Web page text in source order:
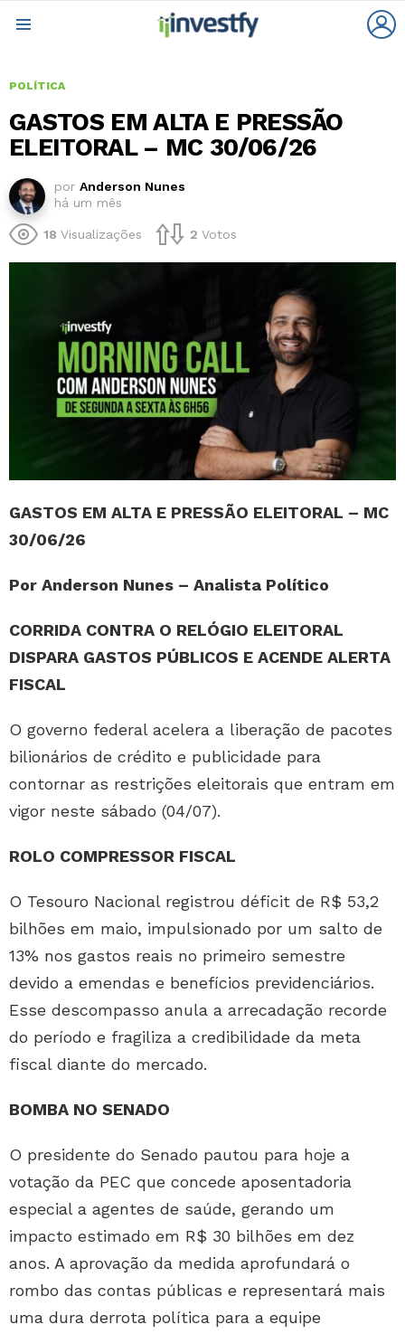
POLÍTICA
GASTOS EM ALTA E PRESSÃO
ELEITORAL – MC 30/06/26
por Anderson Nunes
há um mês
18 Visualizações 2 Votos
GASTOS EM ALTA E PRESSÃO ELEITORAL – MC
30/06/26
Por Anderson Nunes – Analista Político
CORRIDA CONTRA O RELÓGIO ELEITORAL
DISPARA GASTOS PÚBLICOS E ACENDE ALERTA
FISCAL
O governo federal acelera a liberação de pacotes
bilionários de crédito e publicidade para
contornar as restrições eleitorais que entram em
vigor neste sábado (04/07).
ROLO COMPRESSOR FISCAL
O Tesouro Nacional registrou déficit de R$ 53,2
bilhões em maio, impulsionado por um salto de
13% nos gastos reais no primeiro semestre
devido a emendas e benefícios previdenciários.
Esse descompasso anula a arrecadação recorde
do período e fragiliza a credibilidade da meta
fiscal diante do mercado.
BOMBA NO SENADO
O presidente do Senado pautou para hoje a
votação da PEC que concede aposentadoria
especial a agentes de saúde, gerando um
impacto estimado em R$ 30 bilhões em dez
anos. A aprovação da medida aprofundará o
rombo das contas públicas e representará mais
uma dura derrota política para a equipe